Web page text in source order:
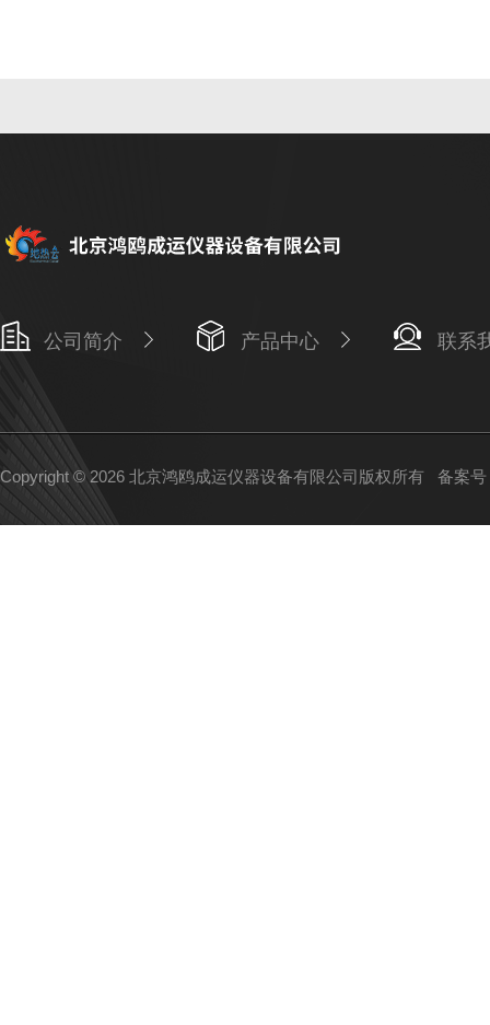
公司简介 产品中心 联系
Copyright © 2026 北京鸿鸥成运仪器设备有限公司版权所有 备案号